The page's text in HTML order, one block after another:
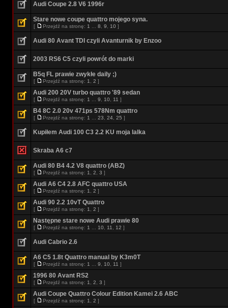
Audi Coupe 2.8 V6 1996r
Stare nowe coupe quattro mojego syna.
[ Przejdź na stronę: 1 8 9 10 ]
Audi 80 Avant TDI czyli Avanturnik by Enzoo
2003 RS6 C5 czyli powrót do marki
B5q FL prawie zwykłe daily ;)
[ Przejdź na stronę: 1 2 ]
Audi 200 20V turbo quattro '89 sedan
[ Przejdź na stronę: 1 9 10 11 ]
B4 8C 2.0 20v 471ps 578Nm quattro
[ Przejdź na stronę: 1 23 24 25 ]
Kupiłem Audi 100 C3 2.2 KU moja lalka
Skraba A6 c7
Audi 80 B4 4.2 V8 quattro (ABZ)
[ Przejdź na stronę: 1 2 3 ]
Audi A6 C4 2.8 AFC quattro USA
[ Przejdź na stronę: 1 2 ]
Audi 90 2.2 10vT Quattro
[ Przejdź na stronę: 1 2 ]
Następne stare nowe Audi prawie 80
[ Przejdź na stronę: 1 10 11 12 ]
Audi Cabrio 2.6
A6 C5 1.8t Quattro manual by K3m0T
[ Przejdź na stronę: 1 9 10 11 ]
1996 80 Avant RS2
[ Przejdź na stronę: 1 2 3 ]
Audi Coupe Quattro Colour Edition Kamei 2.6 ABC
[ Przejdź na stronę: 1 2 ]